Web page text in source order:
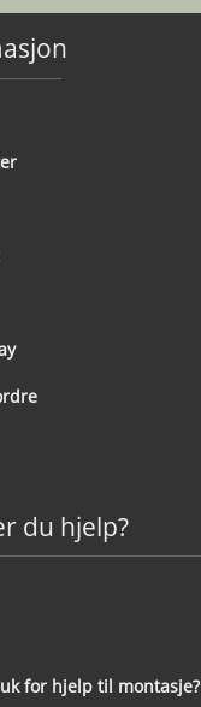
du hjelp?
for hjelp til montasje?